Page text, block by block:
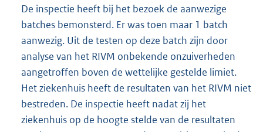
De inspectie heeft bij het bezoek de aanwezige
batches bemonsterd. Er was toen maar 1 batch
aanwezig. Uit de testen op deze batch zijn door
analyse van het RIVM onbekende onzuiverheden
aangetroffen boven de wettelijke gestelde limiet.
Het ziekenhuis heeft de resultaten van het RIVM niet
bestreden. De inspectie heeft nadat zij het
ziekenhuis op de hoogte stelde van de resultaten